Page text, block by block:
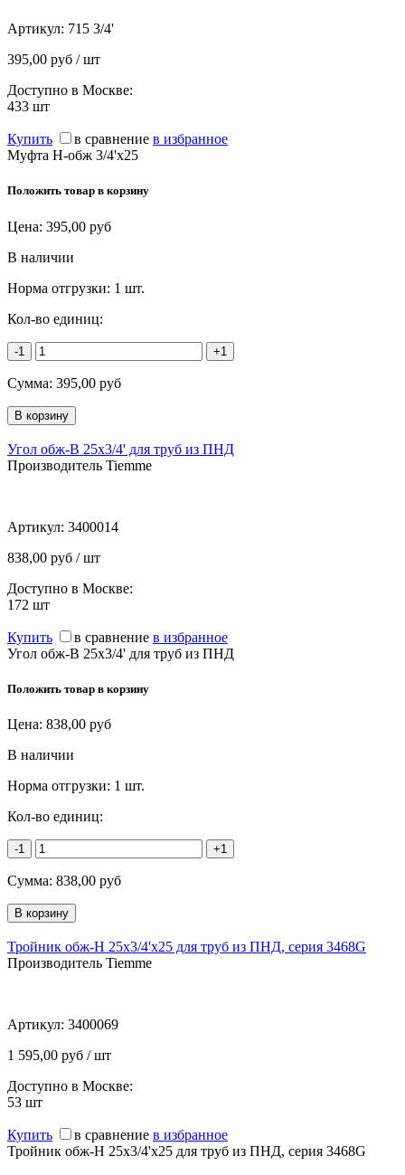
Артикул: 715 3/4'
395,00 руб / шт
Доступно в Москве:
433 шт
Купить в сравнение в избранное
Муфта Н-обж 3/4'х25
Положить товар в корзину
Цена: 395,00 руб
В наличии
Норма отгрузки: 1 шт.
Кол-во единиц:
-1 +1
Сумма: 395,00 руб
Угол обж-В 25х3/4' для труб из ПНД
Производитель Tiemme
Артикул: 3400014
838,00 руб / шт
Доступно в Москве:
172 шт
Купить в сравнение в избранное
Угол обж-В 25х3/4' для труб из ПНД
Положить товар в корзину
Цена: 838,00 руб
В наличии
Норма отгрузки: 1 шт.
Кол-во единиц:
-1 +1
Сумма: 838,00 руб
Тройник обж-Н 25х3/4'х25 для труб из ПНД, серия 3468G
Производитель Tiemme
Артикул: 3400069
1 595,00 руб / шт
Доступно в Москве:
53 шт
Купить в сравнение в избранное
Тройник обж-Н 25х3/4'х25 для труб из ПНД, серия 3468G